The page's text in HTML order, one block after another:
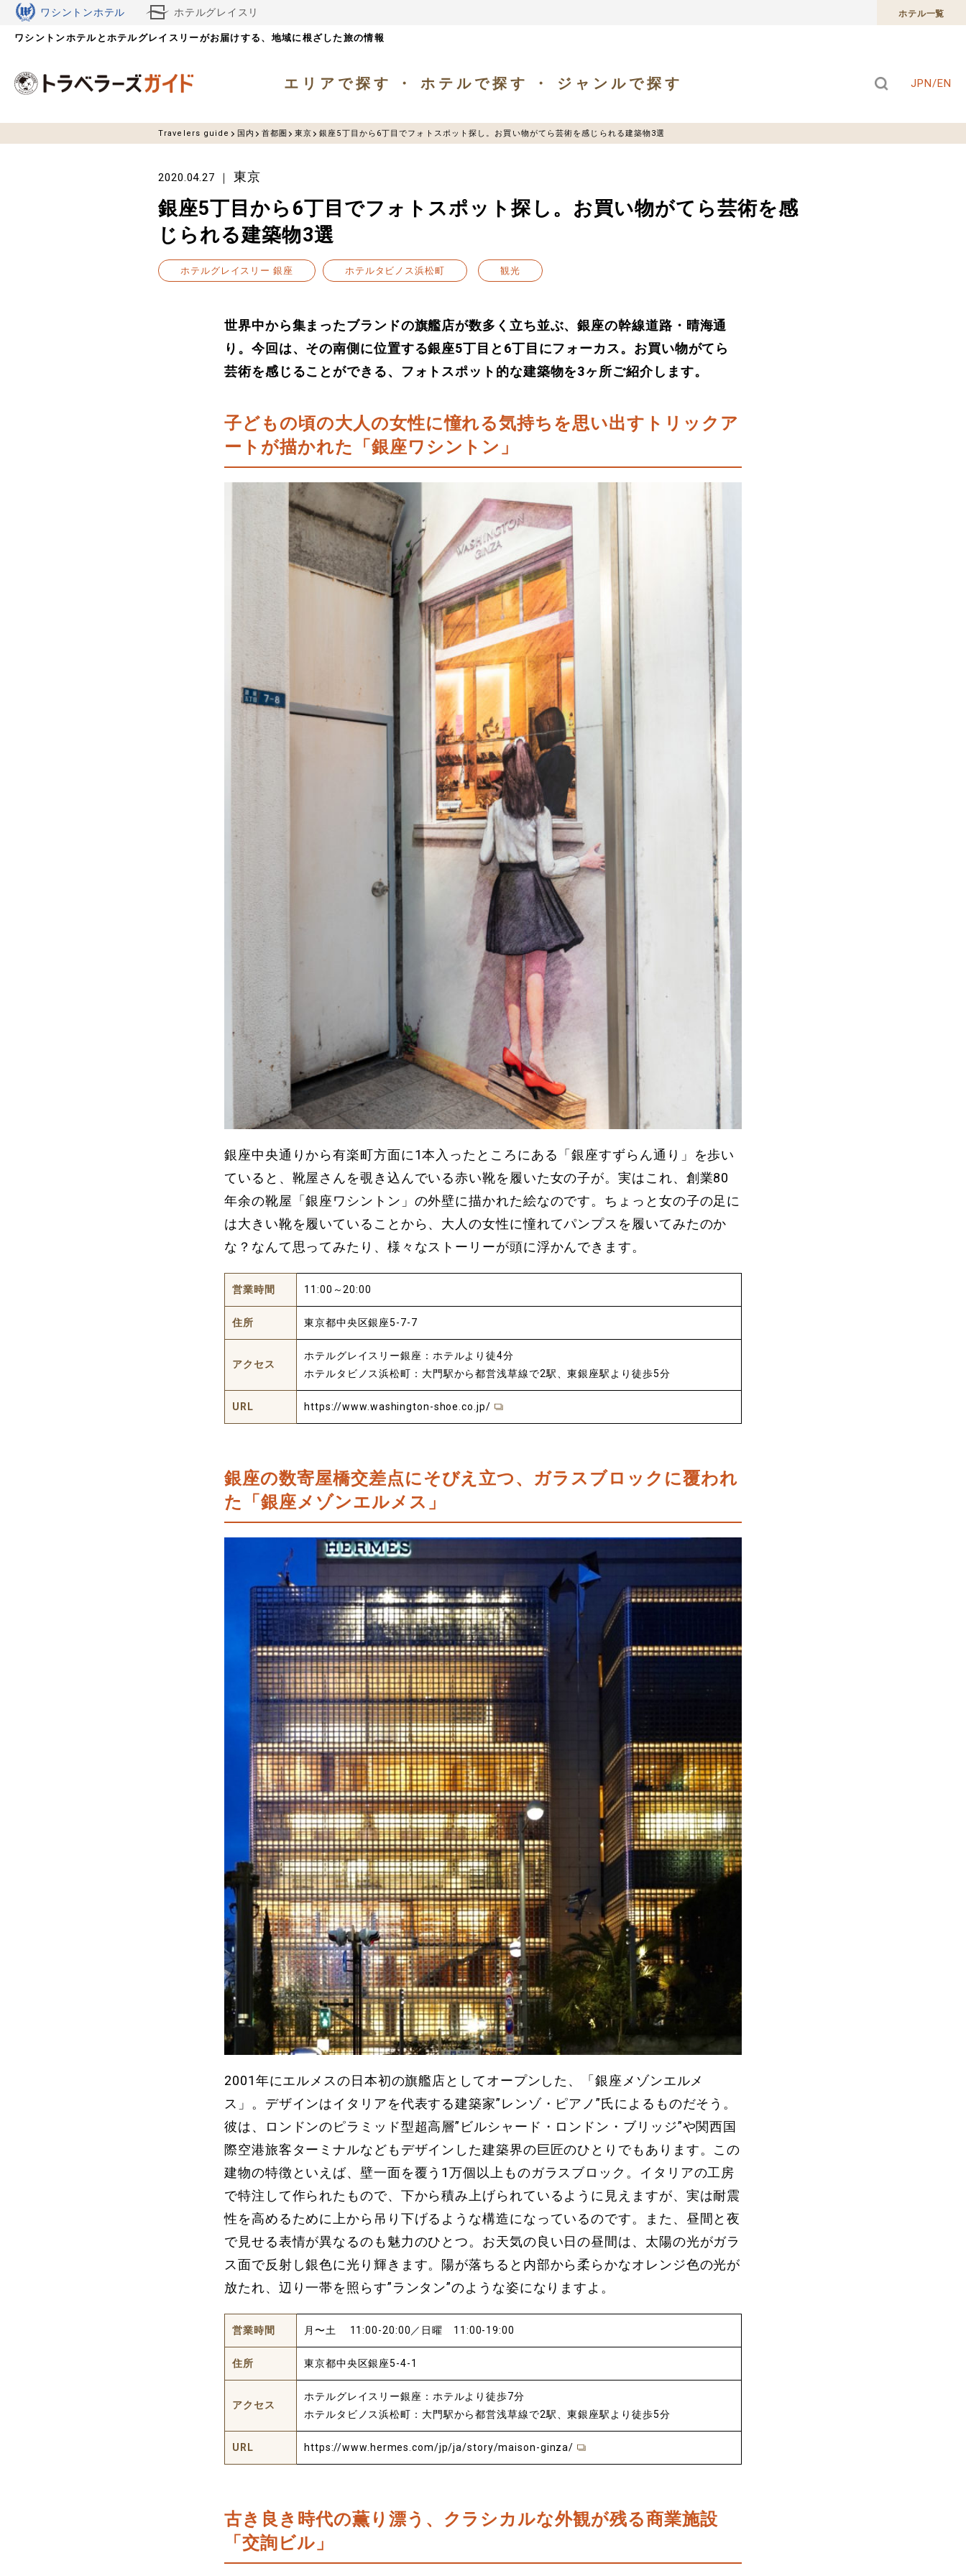
ワシントンホテル ホテルグレイスリ
ー
ホテル一覧
ワシントンホテルとホテルグレイスリーがお届けする、 地域に根ざした旅の情報
エリアで探す ホテルで探す ジャンルで探す JPN/EN
Travelers guide 国内 首都圏 東京 銀座5丁目から6丁目でフォトスポット探し。お買い物がてら芸術を感じられる建築物3選
2020.04.27 東京
銀座5丁目から6丁目でフォトスポット探し。お買い物がてら芸術を感
じられる建築物3選
ホテルグレイスリー 銀座 ホテルタビノス浜松町 観光
世界中から集まったブランドの旗艦店が数多く立ち並ぶ、銀座の幹線道路・晴海通
り。今回は、その南側に位置する銀座5丁目と6丁目にフォーカス。お買い物がてら
芸術を感じることができる、フォトスポット的な建築物を3ヶ所ご紹介します。
子どもの頃の大人の女性に憧れる気持ちを思い出すトリックア
ートが描かれた「銀座ワシントン」
銀座中央通りから有楽町方面に1本入ったところにある「銀座すずらん通り」を歩い
ていると、靴屋さんを覗き込んでいる赤い靴を履いた女の子が。実はこれ、創業80
年余の靴屋「銀座ワシントン」の外壁に描かれた絵なのです。ちょっと女の子の足に
は大きい靴を履いていることから、大人の女性に憧れてパンプスを履いてみたのか
な？なんて思ってみたり、様々なストーリーが頭に浮かんできます。
営業時間 11:00～20:00
住所 東京都中央区銀座5-7-7
アクセス
ホテルグレイスリー銀座：ホテルより徒4分
ホテルタビノス浜松町：大門駅から都営浅草線で2駅、東銀座駅より徒歩5分
URL https://www.washington-shoe.co.jp/
銀座の数寄屋橋交差点にそびえ立つ、ガラスブロックに覆われ
た「銀座メゾンエルメス」
2001年にエルメスの日本初の旗艦店としてオープンした、「銀座メゾンエルメ
ス」。デザインはイタリアを代表する建築家”レンゾ・ピアノ”氏によるものだそう。
彼は、ロンドンのピラミッド型超高層”ビルシャード・ロンドン・ブリッジ”や関西国
際空港旅客ターミナルなどもデザインした建築界の巨匠のひとりでもあります。この
建物の特徴といえば、壁一面を覆う1万個以上ものガラスブロック。イタリアの工房
で特注して作られたもので、下から積み上げられているように見えますが、実は耐震
性を高めるために上から吊り下げるような構造になっているのです。また、昼間と夜
で見せる表情が異なるのも魅力のひとつ。お天気の良い日の昼間は、太陽の光がガラ
ス面で反射し銀色に光り輝きます。陽が落ちると内部から柔らかなオレンジ色の光が
放たれ、辺り一帯を照らす”ランタン”のような姿になりますよ。
営業時間 月〜土 11:00-20:00／日曜 11:00-19:00
住所 東京都中央区銀座5-4-1
アクセス
ホテルグレイスリー銀座：ホテルより徒歩7分
ホテルタビノス浜松町：大門駅から都営浅草線で2駅、東銀座駅より徒歩5分
URL https://www.hermes.com/jp/ja/story/maison-ginza/
古き良き時代の薫り漂う、クラシカルな外観が残る商業施設
「交詢ビル」